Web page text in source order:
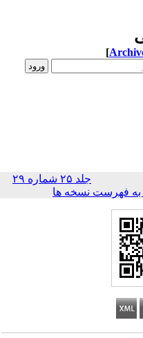
[
جلد ۲۵ شماره ۲۹
فهرست نسخه ها